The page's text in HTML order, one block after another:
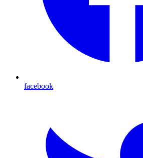
facebook